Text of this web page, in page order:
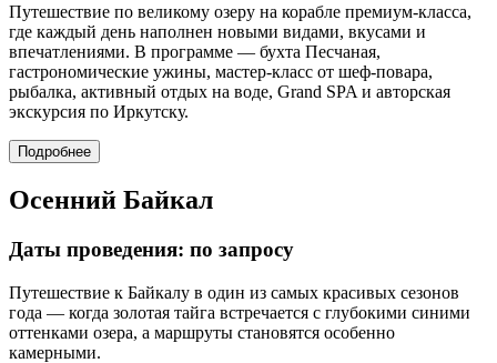
Путешествие по великому озеру на корабле премиум-класса,
где каждый день наполнен новыми видами, вкусами и
впечатлениями. В программе — бухта Песчаная,
гастрономические ужины, мастер-класс от шеф-повара,
рыбалка, активный отдых на воде, Grand SPA и авторская
экскурсия по Иркутску.
Подробнее
Осенний Байкал
Даты проведения: по запросу
Путешествие к Байкалу в один из самых красивых сезонов
года — когда золотая тайга встречается с глубокими синими
оттенками озера, а маршруты становятся особенно
камерными.